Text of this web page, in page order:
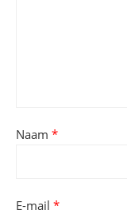
Naam *
E-mail *